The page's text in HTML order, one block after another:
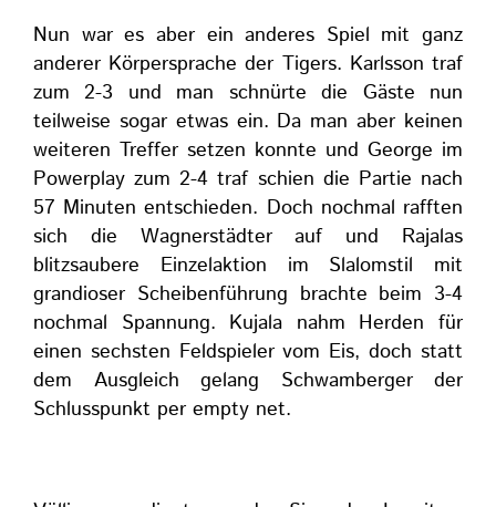
Nun war es aber ein anderes Spiel mit ganz
anderer Körpersprache der Tigers. Karlsson traf
zum 2-3 und man schnürte die Gäste nun
teilweise sogar etwas ein. Da man aber keinen
weiteren Treffer setzen konnte und George im
Powerplay zum 2-4 traf schien die Partie nach
57 Minuten entschieden. Doch nochmal rafften
sich die Wagnerstädter auf und Rajalas
blitzsaubere Einzelaktion im Slalomstil mit
grandioser Scheibenführung brachte beim 3-4
nochmal Spannung. Kujala nahm Herden für
einen sechsten Feldspieler vom Eis, doch statt
dem Ausgleich gelang Schwamberger der
Schlusspunkt per empty net.